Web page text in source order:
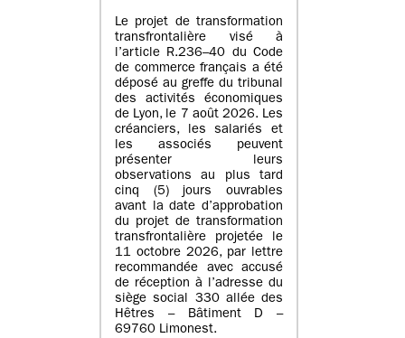
Le projet de transformation
transfrontalière visé à
l’article R.236–40 du Code
de commerce français a été
déposé au greffe du tribunal
des activités économiques
de Lyon, le 7 août 2026. Les
créanciers, les salariés et
les associés peuvent
présenter leurs
observations au plus tard
cinq (5) jours ouvrables
avant la date d’approbation
du projet de transformation
transfrontalière projetée le
11 octobre 2026, par lettre
recommandée avec accusé
de réception à l’adresse du
siège social 330 allée des
Hêtres – Bâtiment D –
69760 Limonest.